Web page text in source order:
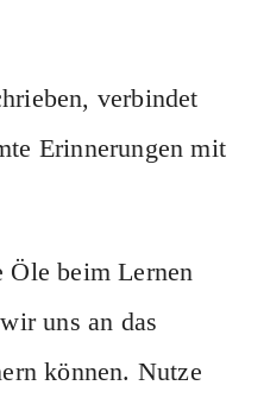
verbindet
Erinnerungen mit
Öle beim Lernen
uns an das
können. Nutze